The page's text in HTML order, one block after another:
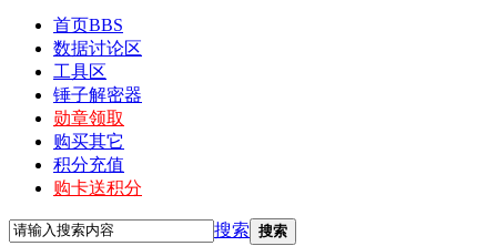
首页BBS
数据讨论区
工具区
锤子解密器
勋章领取
购买其它
积分充值
购卡送积分
搜索 搜索